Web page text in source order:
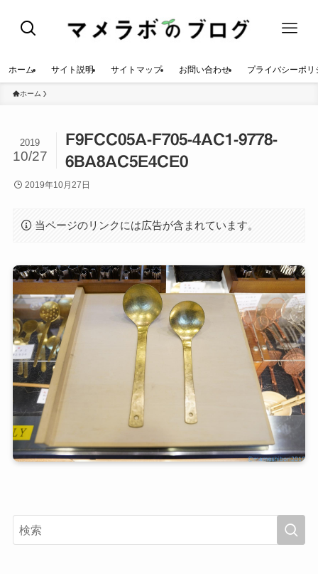
ホーム サイト説明 サイトマップ お問い合わせ プライバシーポリ
ホーム
F9FCC05A-F705-4AC1-9778-
6BA8AC5E4CE0
2019
10/27
2019年10月27日
当ページのリンクには広告が含まれています。